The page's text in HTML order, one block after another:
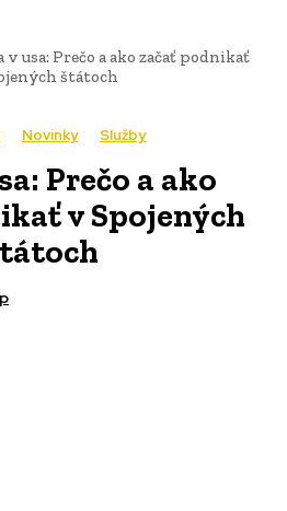
usa: Prečo a ako začať podnikať
štátoch
Novinky Služby
Prečo a ako
v Spojených